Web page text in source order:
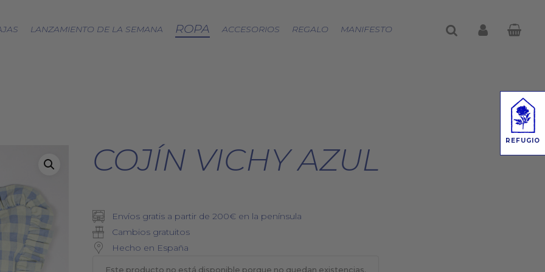
REFUGIO
LANZAMIENTO DE LA SEMANA ROPA
FRESAS SILVESTRES
BJÖRK DRESS
ACCESORIOS REGALO MANIFESTO buscaraccount
COJÍN VICHY AZUL
Envíos gratis a partir de 200€ en la península
Cambios gratuitos
Hecho en España
Este producto no está disponible porque no quedan existencias.